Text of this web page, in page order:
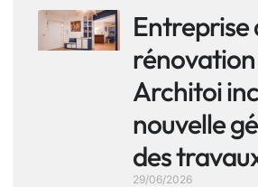
Entreprise
rénovation
Architoi
nouvelle
des
29/06/2026